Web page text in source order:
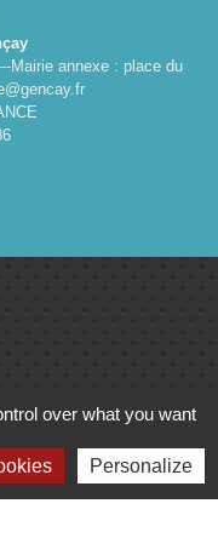
Mairie annexe : place du
over what you want
Personalize